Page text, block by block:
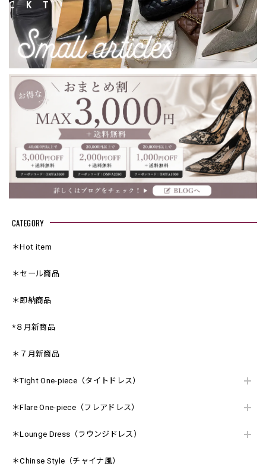
CATEGORY
＊Hot item
＊セール商品
＊即納商品
*８月新商品
＊７月新商品
＊Tight One-piece（タイトドレス）
＊Flare One-piece（フレアドレス）
＊Lounge Dress（ラウンジドレス）
＊Chinse Style（チャイナ風）